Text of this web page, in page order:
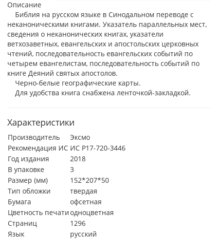
Описание
Библия на русском языке в Синодальном переводе с
неканоническими книгами. Указатель параллельных мест,
сведения о неканонических книгах, указатели
ветхозаветных, евангельских и апостольских церковных
чтений, последовательность евангельских событий по
четырем евангелистам, последовательность событий по
книге Деяний святых апостолов.
Черно-белые географические карты.
Для удобства книга снабжена ленточкой-закладкой.
Характеристики
Производитель
Эксмо
Рекомендация ИС ИС Р17-720-3446
Год издания
2018
В упаковке
3
Размер (мм)
152*207*50
Тип обложки
твердая
Бумага
офсетная
Цветность печатиодноцветная
Страниц
1296
Язык
русский